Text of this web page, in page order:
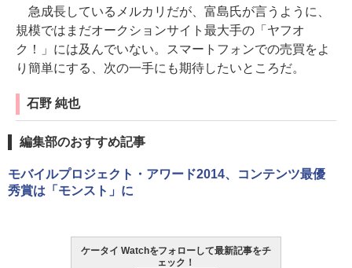
急成長しているメルカリだが、富島氏が言うように、
規模ではまだオークションサイト最大手の「ヤフオ
ク！」には及んでいない。スマートフォンでの売買をよ
り簡単にする、次の一手にも期待したいところだ。
石野 純也
編集部のおすすめ記事
モバイルプロジェクト・アワード2014、コンテンツ最優
秀賞は「モンスト」に
ケータイ Watchをフォローして最新記事をチ
ェック！